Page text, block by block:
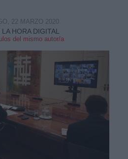
HORA DIGITAL
del mismo autor/a
22 MARZO 2020